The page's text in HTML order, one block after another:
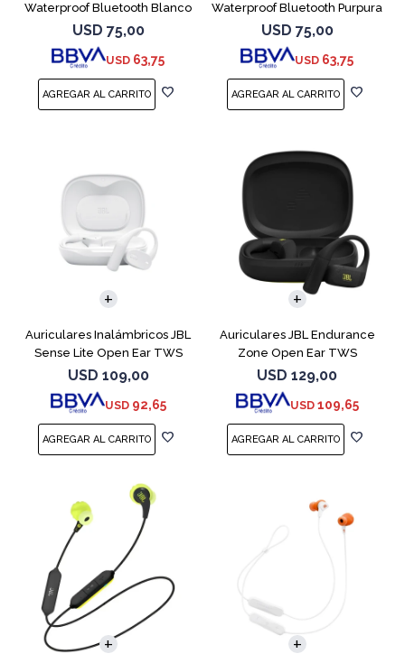
Waterproof Bluetooth Blanco
USD 75,00
USD 63,75
Waterproof Bluetooth Purpura
USD 75,00
USD 63,75
Auriculares Inalámbricos JBL
Sense Lite Open Ear TWS
Blanco
USD 109,00
USD 92,65
Auriculares JBL Endurance
Zone Open Ear TWS
Bluetooth Black
USD 129,00
USD 109,65